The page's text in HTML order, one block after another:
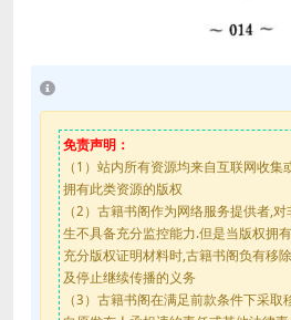
免责声明：
（1）站内所有资源均来自互联网收
拥有此类资源的版权
（2）古籍书阁作为网络服务提供者,
生不具备充分监控能力.但是当版权拥
充分版权证明材料时,古籍书阁负有移
及停止继续传播的义务
（3）古籍书阁在满足前款条件下采